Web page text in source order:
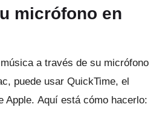
micrófono en
a través de su micrófono
puede usar QuickTime, el
Apple. Aquí está cómo hacerlo: